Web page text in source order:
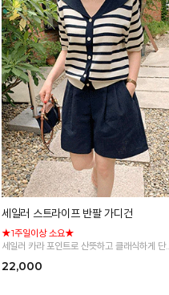
세일러 스트라이프 반팔 가디건
★1주일이상 소요★
세일러 카라 포인트로 산뜻하고 클래식하게 단가
디건
22,000